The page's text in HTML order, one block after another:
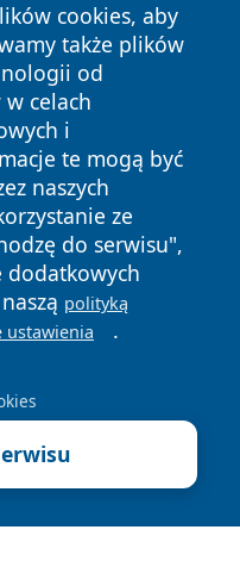
cookies, aby
także plików
od
celach
i
te mogą być
naszych
ze
do serwisu",
dodatkowych
polityką
ustawienia .
prawa zastrzeżone.
Polityka
Cookies